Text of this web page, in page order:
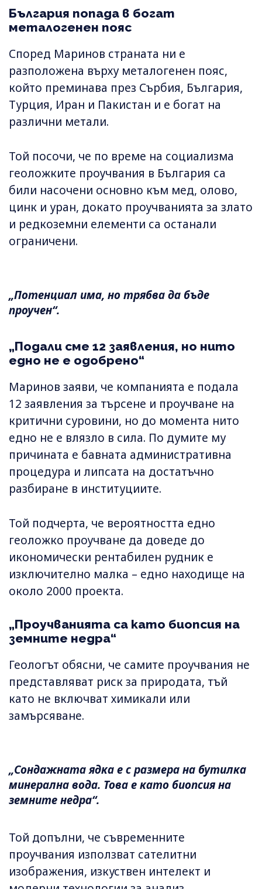
България попада в богат
металогенен пояс
Според Маринов страната ни е
разположена върху металогенен пояс,
който преминава през Сърбия, България,
Турция, Иран и Пакистан и е богат на
различни метали.
Той посочи, че по време на социализма
геоложките проучвания в България са
били насочени основно към мед, олово,
цинк и уран, докато проучванията за злато
и редкоземни елементи са останали
ограничени.
„Потенциал има, но трябва да бъде
проучен“.
„Подали сме 12 заявления, но нито
едно не е одобрено“
Маринов заяви, че компанията е подала
12 заявления за търсене и проучване на
критични суровини, но до момента нито
едно не е влязло в сила. По думите му
причината е бавната административна
процедура и липсата на достатъчно
разбиране в институциите.
Той подчерта, че вероятността едно
геоложко проучване да доведе до
икономически рентабилен рудник е
изключително малка – едно находище на
около 2000 проекта.
„Проучванията са като биопсия на
земните недра“
Геологът обясни, че самите проучвания не
представляват риск за природата, тъй
като не включват химикали или
замърсяване.
„Сондажната ядка е с размера на бутилка
минерална вода. Това е като биопсия на
земните недра“.
Той допълни, че съвременните
проучвания използват сателитни
изображения, изкуствен интелект и